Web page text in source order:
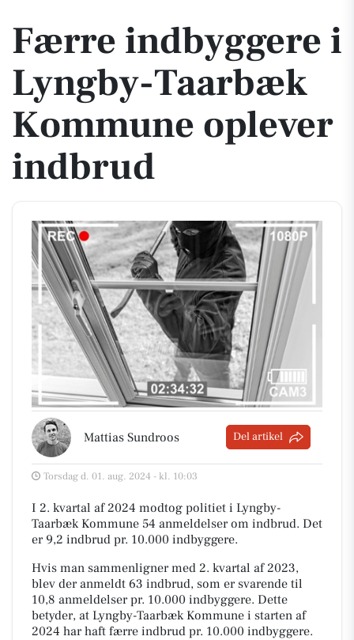
Færre indbyggere i
Lyngby-Taarbæk
Kommune oplever
indbrud
Mattias Sundroos Del artikel
Torsdag d. 01. aug. 2024 - kl. 10:03
I 2. kvartal af 2024 modtog politiet i Lyngby-
Taarbæk Kommune 54 anmeldelser om indbrud. Det
er 9,2 indbrud pr. 10.000 indbyggere.
Hvis man sammenligner med 2. kvartal af 2023,
blev der anmeldt 63 indbrud, som er svarende til
10,8 anmeldelser pr. 10.000 indbyggere. Dette
betyder, at Lyngby-Taarbæk Kommune i starten af
2024 har haft færre indbrud pr. 10.000 indbyggere.